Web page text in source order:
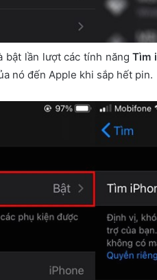
bật lần lượt các tính năngTìm
nó đến Apple khi sắp hết pin.